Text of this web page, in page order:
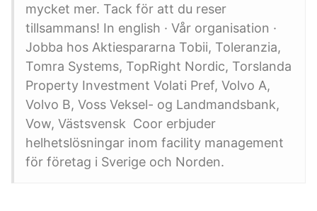
mycket mer. Tack för att du reser
tillsammans! In english · Vår organisation ·
Jobba hos Aktiespararna Tobii, Toleranzia,
Tomra Systems, TopRight Nordic, Torslanda
Property Investment Volati Pref, Volvo A,
Volvo B, Voss Veksel- og Landmandsbank,
Vow, Västsvensk Coor erbjuder
helhetslösningar inom facility management
för företag i Sverige och Norden.